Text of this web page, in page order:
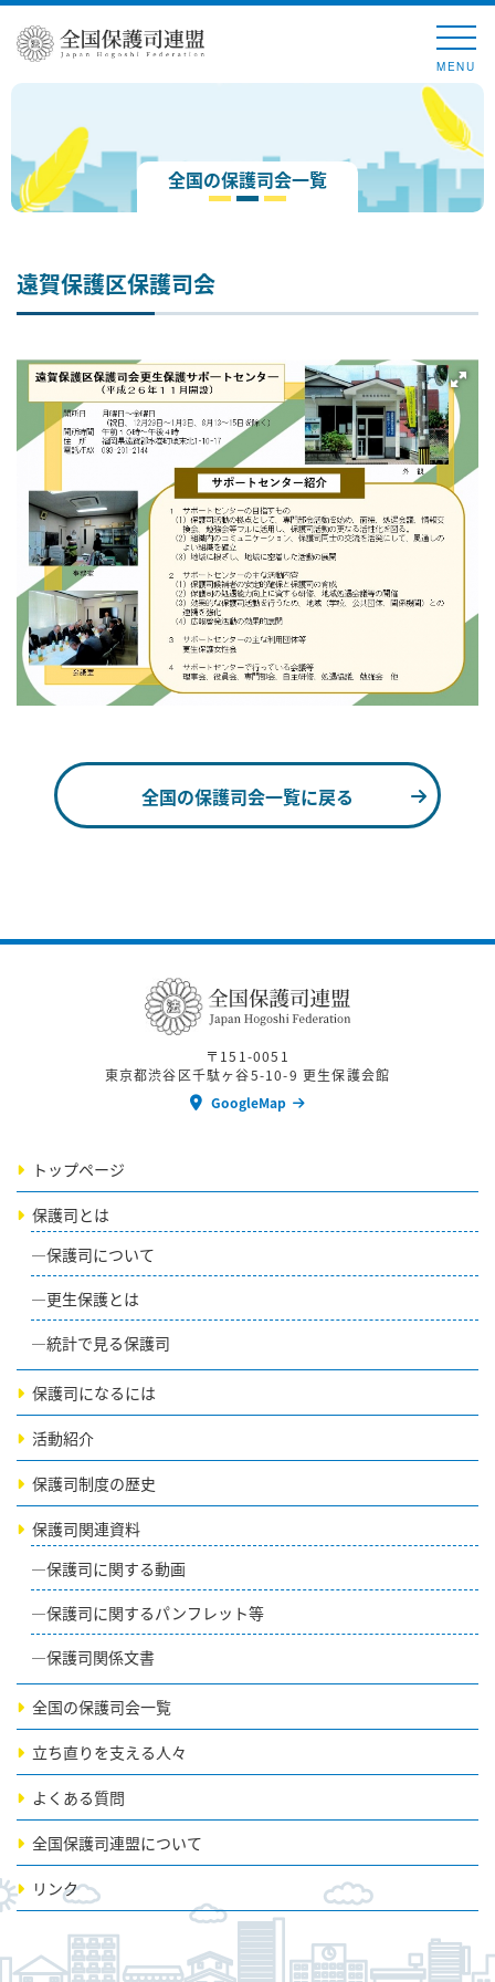
MENU
全国の保護司会一覧
遠賀保護区保護司会
全国の保護司会一覧に戻る
〒151-0051
東京都渋谷区千駄ヶ谷5-10-9 更生保護会館
GoogleMap
トップページ
保護司とは
保護司について
更生保護とは
統計で見る保護司
保護司になるには
活動紹介
保護司制度の歴史
保護司関連資料
保護司に関する動画
保護司に関するパンフレット等
保護司関係文書
全国の保護司会一覧
立ち直りを支える人々
よくある質問
全国保護司連盟について
リンク